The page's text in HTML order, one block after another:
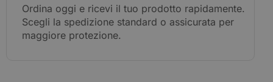
Ordina oggi e ricevi il tuo prodotto rapidamente.
Scegli la spedizione standard o assicurata per
maggiore protezione.